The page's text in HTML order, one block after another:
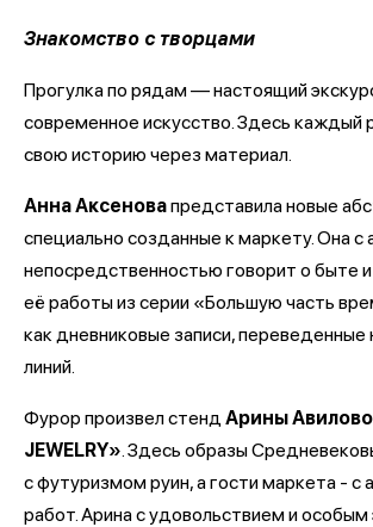
Знакомство с творцами
Прогулка по рядам — настоящий
современное искусство. Здесь каждый
свою историю через материал.
Анна Аксеновапредставила новые
специально созданные к маркету. Она с
непосредственностью говорит о быте и
её работы из серии «Большую часть
как дневниковые записи, переведенные
линий.
Фурор произвел стенд Арины
JEWELRY» . Здесь образы
с футуризмом руин, а гости маркета - с
работ. Арина с удовольствием и